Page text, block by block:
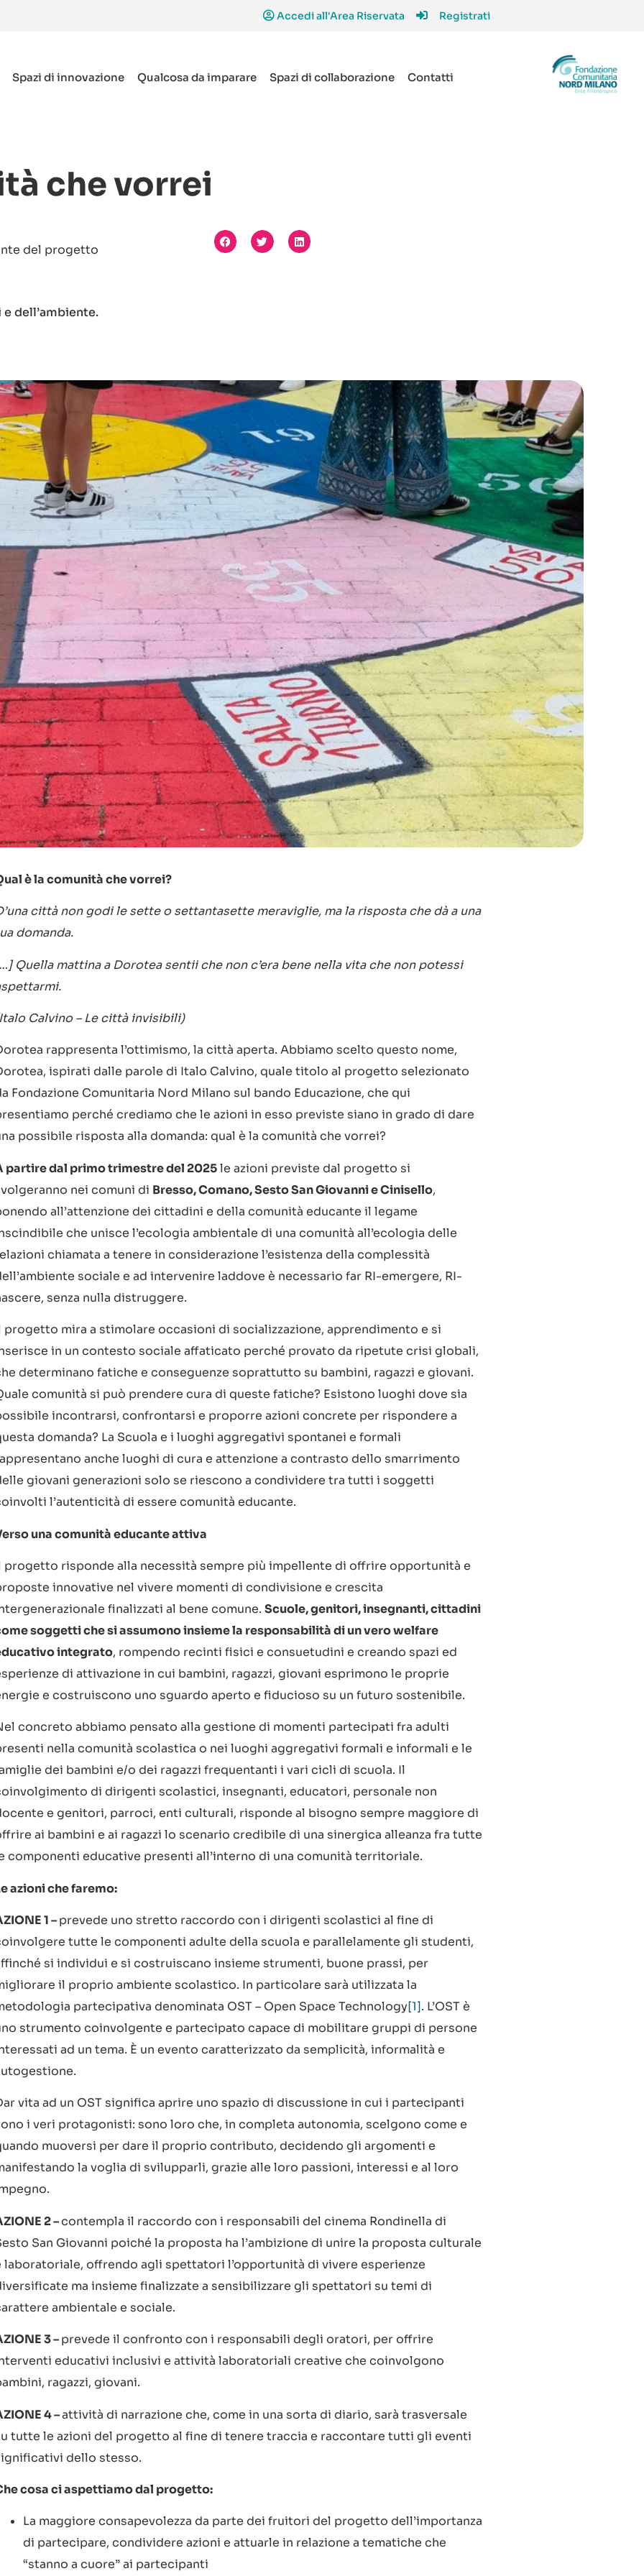
Accedi all'Area Riservata Registrati
Spazi di innovazione Qualcosa da imparare Spazi di collaborazione Contatti
che vorrei
del progetto
dell’ambiente.
è la comunità che vorrei?
città non godi le sette o settantasette meraviglie, ma la risposta che dà a una
domanda.
Quella mattina a Dorotea sentii che non c’era bene nella vita che non potessi
Calvino – Le città invisibili)
rappresenta l’ottimismo, la città aperta. Abbiamo scelto questo nome,
ispirati dalle parole di Italo Calvino, quale titolo al progetto selezionato
Fondazione Comunitaria Nord Milano sul bando Educazione, che qui
perché crediamo che le azioni in esso previste siano in grado di dare
possibile risposta alla domanda: qual è la comunità che vorrei?
partire dal primo trimestre del 2025le azioni previste dal progetto si
nei comuni di Bresso, Comano, Sesto San Giovanni e Cinisello,
all’attenzione dei cittadini e della comunità educante il legame
che unisce l’ecologia ambientale di una comunità all’ecologia delle
chiamata a tenere in considerazione l’esistenza della complessità
sociale e ad intervenire laddove è necessario far RI-emergere, RI-
senza nulla distruggere.
progetto mira a stimolare occasioni di socializzazione, apprendimento e si
in un contesto sociale affaticato perché provato da ripetute crisi globali,
determinano fatiche e conseguenze soprattutto su bambini, ragazzi e giovani.
comunità si può prendere cura di queste fatiche? Esistono luoghi dove sia
incontrarsi, confrontarsi e proporre azioni concrete per rispondere a
domanda? La Scuola e i luoghi aggregativi spontanei e formali
anche luoghi di cura e attenzione a contrasto dello smarrimento
giovani generazioni solo se riescono a condividere tra tutti i soggetti
l’autenticità di essere comunità educante.
una comunità educante attiva
progetto risponde alla necessità sempre più impellente di offrire opportunità e
innovative nel vivere momenti di condivisione e crescita
finalizzati al bene comune. Scuole, genitori, insegnanti, cittadini
soggetti che si assumono insieme la responsabilità di un vero welfare
integrato, rompendo recinti fisici e consuetudini e creando spazi ed
di attivazione in cui bambini, ragazzi, giovani esprimono le proprie
e costruiscono uno sguardo aperto e fiducioso su un futuro sostenibile.
concreto abbiamo pensato alla gestione di momenti partecipati fra adulti
nella comunità scolastica o nei luoghi aggregativi formali e informali e le
dei bambini e/o dei ragazzi frequentanti i vari cicli di scuola. Il
di dirigenti scolastici, insegnanti, educatori, personale non
e genitori, parroci, enti culturali, risponde al bisogno sempre maggiore di
ai bambini e ai ragazzi lo scenario credibile di una sinergica alleanza fra tutte
componenti educative presenti all’interno di una comunità territoriale.
azioni che faremo:
1 –prevede uno stretto raccordo con i dirigenti scolastici al fine di
tutte le componenti adulte della scuola e parallelamente gli studenti,
si individui e si costruiscano insieme strumenti, buone prassi, per
il proprio ambiente scolastico. In particolare sarà utilizzata la
partecipativa denominata OST – Open Space Technology[1]. L’OST è
strumento coinvolgente e partecipato capace di mobilitare gruppi di persone
ad un tema. È un evento caratterizzato da semplicità, informalità e
vita ad un OST significa aprire uno spazio di discussione in cui i partecipanti
i veri protagonisti: sono loro che, in completa autonomia, scelgono come e
muoversi per dare il proprio contributo, decidendo gli argomenti e
la voglia di svilupparli, grazie alle loro passioni, interessi e al loro
2 –contempla il raccordo con i responsabili del cinema Rondinella di
San Giovanni poiché la proposta ha l’ambizione di unire la proposta culturale
laboratoriale, offrendo agli spettatori l’opportunità di vivere esperienze
ma insieme finalizzate a sensibilizzare gli spettatori su temi di
ambientale e sociale.
3 –prevede il confronto con i responsabili degli oratori, per offrire
educativi inclusivi e attività laboratoriali creative che coinvolgono
ragazzi, giovani.
4 –attività di narrazione che, come in una sorta di diario, sarà trasversale
tutte le azioni del progetto al fine di tenere traccia e raccontare tutti gli eventi
dello stesso.
cosa ci aspettiamo dal progetto:
La maggiore consapevolezza da parte dei fruitori del progetto dell’importanza
di partecipare, condividere azioni e attuarle in relazione a tematiche che
“stanno a cuore” ai partecipanti